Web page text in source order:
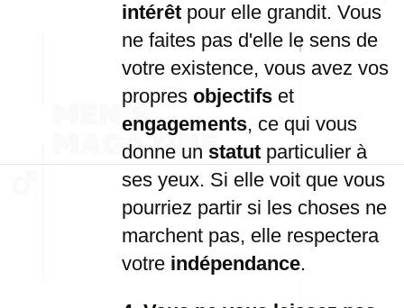
intérêt pour elle grandit. Vous
ne faites pas d'elle le sens de
votre existence, vous avez vos
propres objectifs et
engagements, ce qui vous
donne un statut particulier à
ses yeux. Si elle voit que vous
pourriez partir si les choses ne
marchent pas, elle respectera
votre indépendance.